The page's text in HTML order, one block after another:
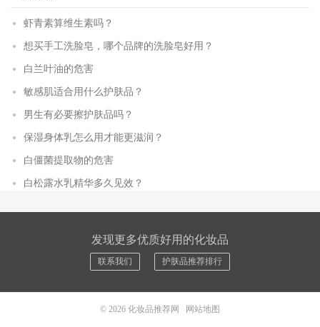
虾青素算维生素吗？
想买手工洗脸皂，哪个品牌的洗脸皂好用？
白兰叶油的危害
敏感肌适合用什么护肤品？
男生有必要擦护肤品吗？
保湿身体乳怎么用才能更滋润？
白僵菌提取物的危害
白松露水乳精华多久见效？
发现更多优质好用的化妆品
联系我们 护肤品推荐排行
© 2026 化妆品推荐网 网站地图